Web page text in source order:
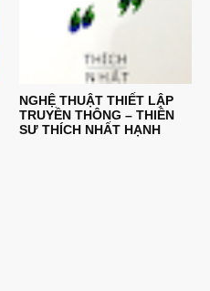
NGHỆ THUẬT THIẾT LẬP
TRUYỀN THÔNG – THIỀN
SƯ THÍCH NHẤT HẠNH